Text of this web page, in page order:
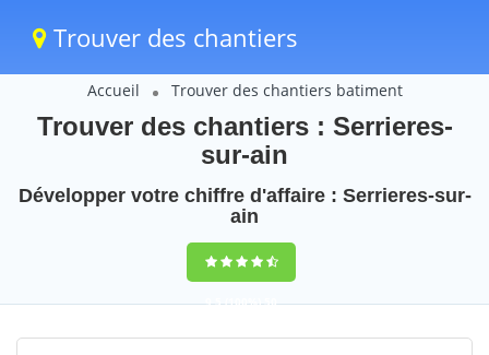
Trouver des chantiers
Accueil Trouver des chantiers batiment
Trouver des chantiers : Serrieres-
sur-ain
Développer votre chiffre d'affaire : Serrieres-sur-
ain
9,5(100%)50
votes